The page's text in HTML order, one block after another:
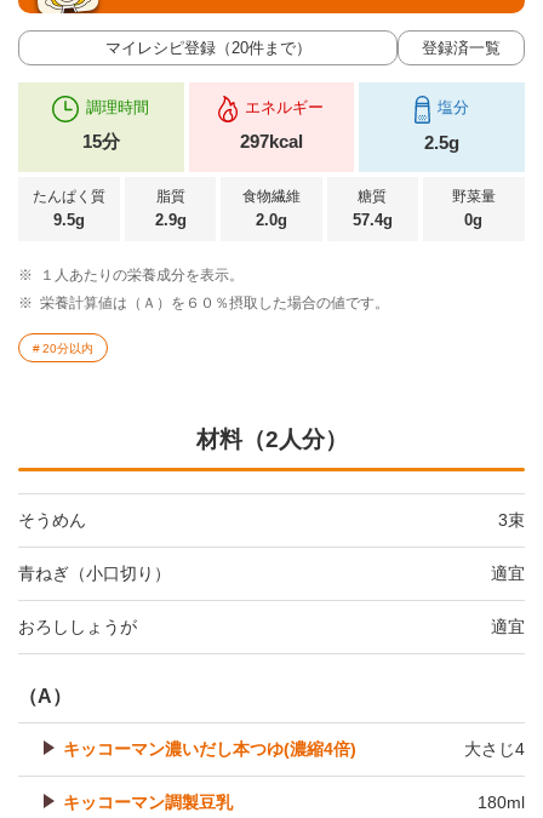
マイレシピ登録（20件まで） 登録済一覧
調理時間
15分
エネルギー
297kcal
塩分
2.5g
たんぱく質
9.5g
脂質
2.9g
食物繊維
2.0g
糖質
57.4g
野菜量
0g
※
１人あたりの栄養成分を表示。
※ 栄養計算値は（Ａ）を６０％摂取した場合の値です。
20分以内
材料（2人分）
そうめん 3束
青ねぎ（小口切り） 適宜
おろししょうが 適宜
（A）
キッコーマン濃いだし本つゆ(濃縮4倍) 大さじ4
キッコーマン調製豆乳 180ml